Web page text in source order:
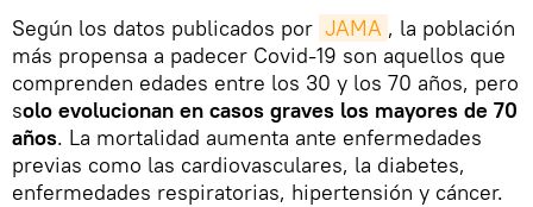
Según los datos publicados por JAMA , la población
más propensa a padecer Covid-19 son aquellos que
comprenden edades entre los 30 y los 70 años, pero
solo evolucionan en casos graves los mayores de 70
años. La mortalidad aumenta ante enfermedades
previas como las cardiovasculares, la diabetes,
enfermedades respiratorias, hipertensión y cáncer.